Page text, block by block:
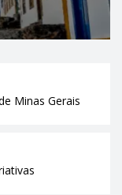
Minas Gerais